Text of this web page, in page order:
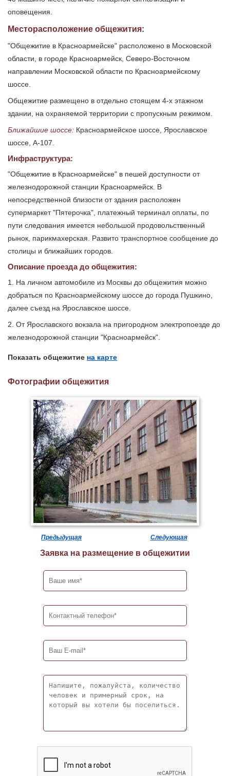
оповещения.
Месторасположение общежития:
"Общежитие в Красноармейске" расположено в Московской
области, в городе Красноармейск, Северо-Восточном
направлении Московской области по Красноармейскому
шоссе.
Общежитие размещено в отдельно стоящем 4-х этажном
здании, на охраняемой территории с пропускным режимом.
Ближайшие шоссе: Красноармейское шоссе, Ярославское
шоссе, А-107.
Инфраструктура:
"Общежитие в Красноармейске" в пешей доступности от
железнодорожной станции Красноармейск. В
непосредственной близости от здания расположен
супермаркет "Пятерочка", платежный терминал оплаты, по
пути следования имеется небольшой продовольственный
рынок, парикмахерская. Развито транспортное сообщение до
столицы и ближайших городов.
Описание проезда до общежития:
1. На личном автомобиле из Москвы до общежития можно
добраться по Красноармейскому шоссе до города Пушкино,
далее съезд на Ярославское шоссе.
2. От Ярославского вокзала на пригородном электропоезде до
железнодорожной станции "Красноармейск".
Показать общежитие на карте
Фотографии общежития
Предыдущая Следующая
Заявка на размещение в общежитии